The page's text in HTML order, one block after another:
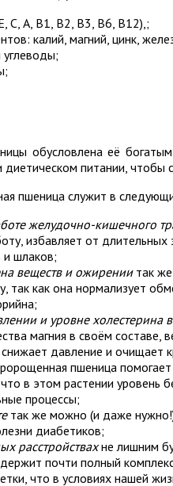
С, А, В1, В2, В3, В6, В12),;
калий, магний, цинк,
углеводы;
обусловлена её
питании, чтобы
пшеница служит в
желудочно-кишечного
избавляет от
и шлаков;
веществ и ожирениитак же
так как она нормализует
и уровне холестерина
магния в своём составе,
давление и очищает
пшеница
в этом растении уровень
процессы;
так же можно (и даже
диабетиков;
расстройствахне лишним
почти полный
что в условиях нашей